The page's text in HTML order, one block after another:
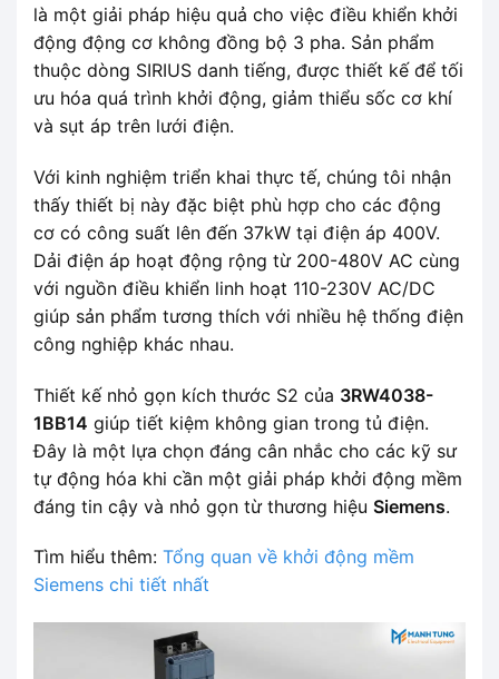
là một giải pháp hiệu quả cho việc điều khiển khởi
động động cơ không đồng bộ 3 pha. Sản phẩm
thuộc dòng SIRIUS danh tiếng, được thiết kế để tối
ưu hóa quá trình khởi động, giảm thiểu sốc cơ khí
và sụt áp trên lưới điện.
Với kinh nghiệm triển khai thực tế, chúng tôi nhận
thấy thiết bị này đặc biệt phù hợp cho các động
cơ có công suất lên đến 37kW tại điện áp 400V.
Dải điện áp hoạt động rộng từ 200-480V AC cùng
với nguồn điều khiển linh hoạt 110-230V AC/DC
giúp sản phẩm tương thích với nhiều hệ thống điện
công nghiệp khác nhau.
Thiết kế nhỏ gọn kích thước S2 của 3RW4038-
1BB14 giúp tiết kiệm không gian trong tủ điện.
Đây là một lựa chọn đáng cân nhắc cho các kỹ sư
tự động hóa khi cần một giải pháp khởi động mềm
đáng tin cậy và nhỏ gọn từ thương hiệu Siemens.
Tìm hiểu thêm: Tổng quan về khởi động mềm
Siemens chi tiết nhất